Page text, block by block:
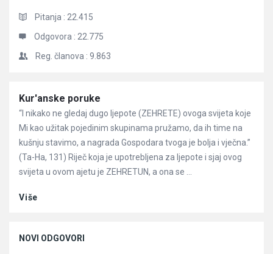
Pitanja : 22.415
Odgovora : 22.775
Reg. članova : 9.863
Članci
Kur'anske poruke
“I nikako ne gledaj dugo ljepote (ZEHRETE) ovoga svijeta koje
Mi kao užitak pojedinim skupinama pružamo, da ih time na
kušnju stavimo, a nagrada Gospodara tvoga je bolja i vječna.”
(Ta-Ha, 131) Riječ koja je upotrebljena za ljepote i sjaj ovog
svijeta u ovom ajetu je ZEHRETUN, a ona se ...
Više
NOVI ODGOVORI